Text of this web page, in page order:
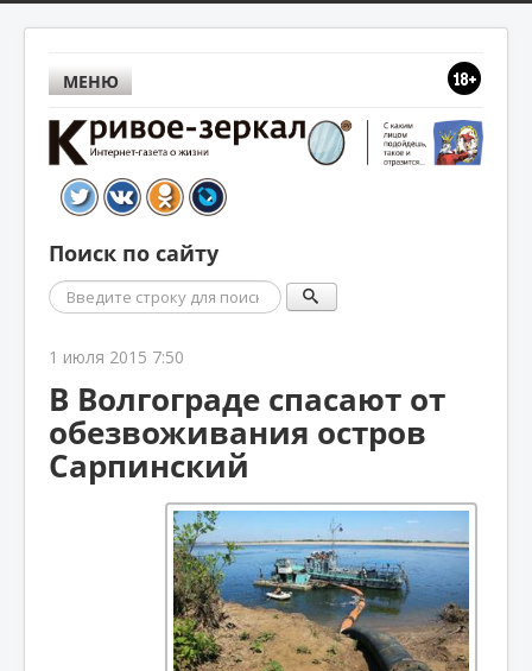
МЕНЮ
Поиск по сайту
Поиск
1 июля 2015 7:50
В Волгограде спасают от
обезвоживания остров
Сарпинский